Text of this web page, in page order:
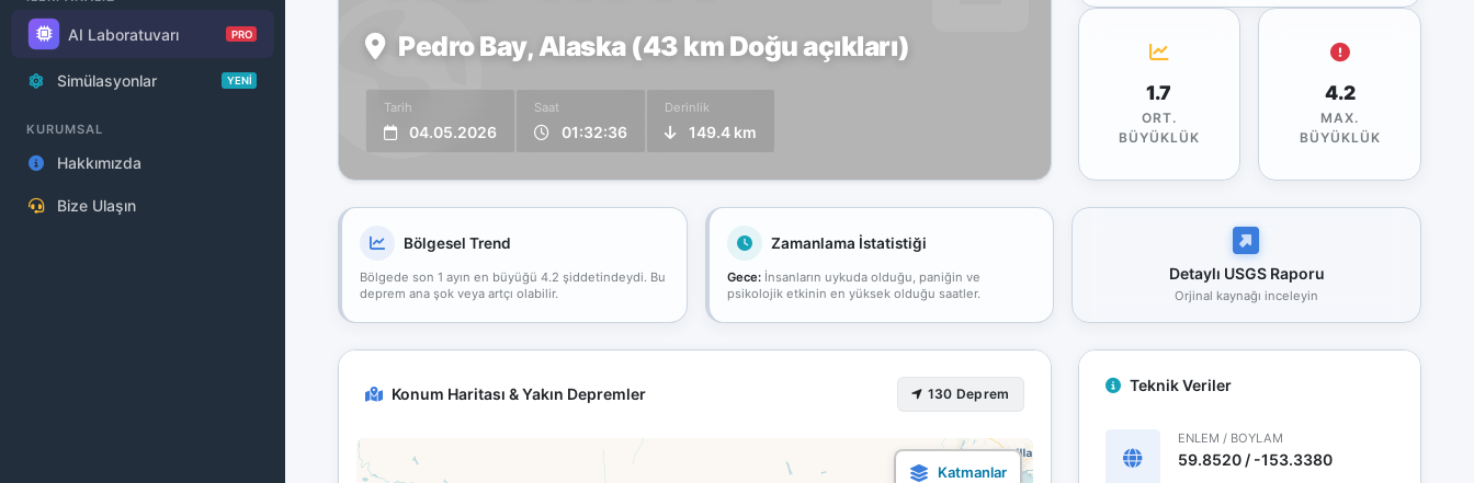
AI Laboratuvarı PRO
Simülasyonlar YENİ
KURUMSAL
Hakkımızda
Bize Ulaşın
Pedro Bay, Alaska (43 km Doğu açıkları)
Tarih
04.05.2026
Saat
01:32:36
Derinlik
149.4 km
1.7
ORT.
BÜYÜKLÜK
4.2
MAX.
BÜYÜKLÜK
Bölgesel Trend
Bölgede son 1 ayın en büyüğü 4.2 şiddetindeydi. Bu
deprem ana şok veya artçı olabilir.
Zamanlama İstatistiği
Gece:İnsanların uykuda olduğu, paniğin ve
psikolojik etkinin en yüksek olduğu saatler.
Detaylı USGS Raporu
Orjinal kaynağı inceleyin
Konum Haritası & Yakın Depremler 130 Deprem Teknik Veriler
ENLEM / BOYLAM
59.8520 / -153.3380